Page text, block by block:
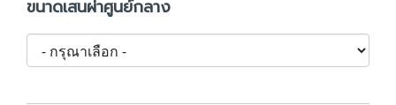
ขนาดเสนผ่าศูนย์กลาง